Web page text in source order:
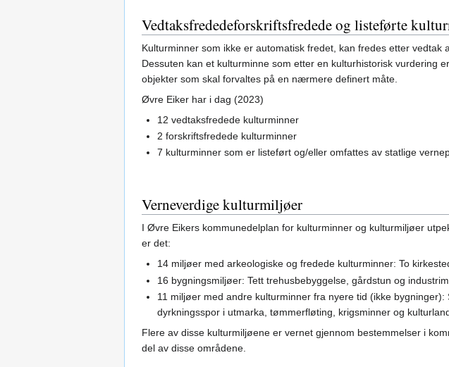
Vedtaksfrededeforskriftsfredede og listeførte
Kulturminner som ikke er automatisk fredet, kan fredes etter vedtak
Dessuten kan et kulturminne som etter en kulturhistorisk vurdering
objekter som skal forvaltes på en nærmere definert måte.
Øvre Eiker har i dag (2023)
12 vedtaksfredede kulturminner
2 forskriftsfredede kulturminner
7 kulturminner som er listeført og/eller omfattes av statlige
Verneverdige kulturmiljøer
I Øvre Eikers kommunedelplan for kulturminner og kulturmiljøer
er det:
14 miljøer med arkeologiske og fredede kulturminner: To
16 bygningsmiljøer: Tett trehusbebyggelse, gårdstun og
11 miljøer med andre kulturminner fra nyere tid (ikke
dyrkningsspor i utmarka, tømmerfløting, krigsminner og
Flere av disse kulturmiljøene er vernet gjennom bestemmelser i
del av disse områdene.